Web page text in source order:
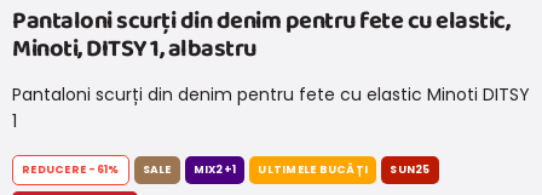
Pantaloni scurți din denim pentru fete cu elastic,
Minoti, DITSY 1, albastru
Pantaloni scurți din denim pentru fete cu elastic Minoti DITSY
1
REDUCERE -61% SALE MIX2+1 ULTIMELE BUCĂȚI SUN25